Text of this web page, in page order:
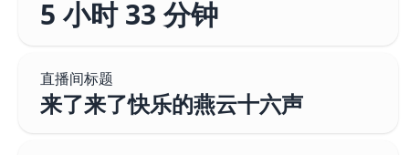
5 小时 33 分钟
直播间标题
来了来了快乐的燕云十六声